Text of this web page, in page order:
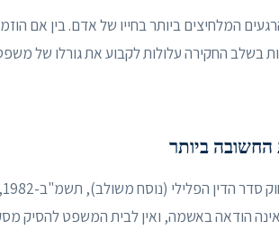
המלחיצים ביותר בחייו של אדם. בין אם
בשלב החקירה עלולות לקבוע את גורלו של
החשובה ביותר
הודאה באשמה, ואין לבית המשפט להסיק